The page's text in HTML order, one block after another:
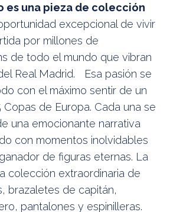
es una pieza de colección
excepcional de vivir
por millones de
de todo el mundo que vibran
Real Madrid. Esa pasión se
con el máximo sentir de un
Copas de Europa. Cada una se
una emocionante narrativa
con momentos inolvidables
de figuras eternas. La
colección extraordinaria de
brazaletes de capitán,
pantalones y espinilleras.